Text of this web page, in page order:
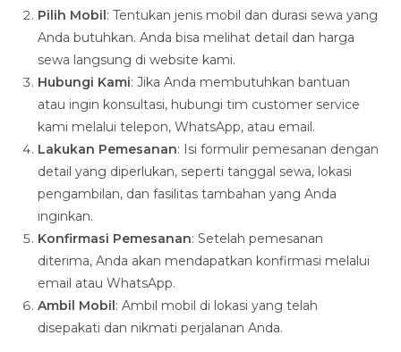
Pilih Mobil : Tentukan jenis mobil dan durasi sewa yang
Anda butuhkan. Anda bisa melihat detail dan harga
sewa langsung di website kami.
Hubungi Kami: Jika Anda membutuhkan bantuan
atau ingin konsultasi, hubungi tim customer service
kami melalui telepon, WhatsApp, atau email.
Lakukan Pemesanan: Isi formulir pemesanan dengan
detail yang diperlukan, seperti tanggal sewa, lokasi
pengambilan, dan fasilitas tambahan yang Anda
inginkan.
Konfirmasi Pemesanan: Setelah pemesanan
diterima, Anda akan mendapatkan konfirmasi melalui
email atau WhatsApp.
Ambil Mobil : Ambil mobil di lokasi yang telah
disepakati dan nikmati perjalanan Anda.